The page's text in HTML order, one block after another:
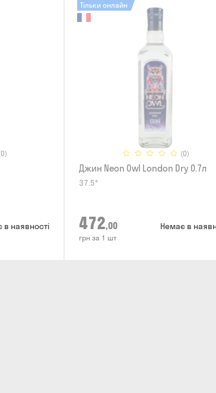
в наявності
(0)
Тільки онлайн
Джин Neon Owl London Dry 0.7л
37.5°
472,00
грн за 1 шт
Немає в